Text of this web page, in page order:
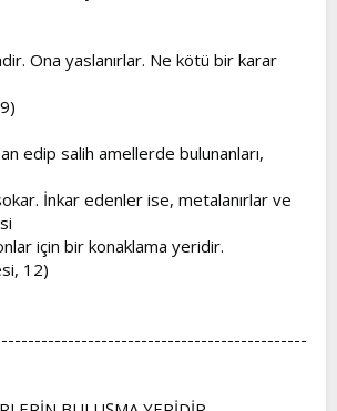
Ona yaslanırlar. Ne kötü bir karar
edip salih amellerde bulunanları,
İnkar edenler ise, metalanırlar ve
için bir konaklama yeridir.
12)